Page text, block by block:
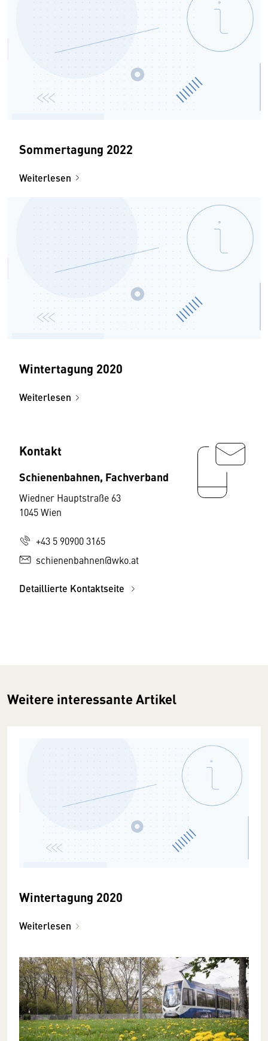
Sommertagung 2022
Weiterlesen
Wintertagung 2020
Weiterlesen
Kontakt
Schienenbahnen, Fachverband
Wiedner Hauptstraße 63
1045 Wien
+43 5 90900 3165
schienenbahnen@wko.at
Detaillierte Kontaktseite
Weitere interessante Artikel
Wintertagung 2020
Weiterlesen